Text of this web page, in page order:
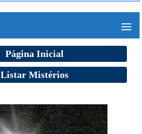
Página Inicial
Listar Mistérios